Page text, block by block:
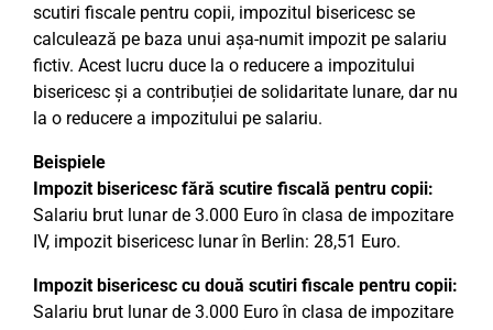
scutiri fiscale pentru copii, impozitul bisericesc se
calculează pe baza unui așa-numit impozit pe salariu
fictiv. Acest lucru duce la o reducere a impozitului
bisericesc și a contribuției de solidaritate lunare, dar nu
la o reducere a impozitului pe salariu.
Beispiele
Impozit bisericesc fără scutire fiscală pentru copii:
Salariu brut lunar de 3.000 Euro în clasa de impozitare
IV, impozit bisericesc lunar în Berlin: 28,51 Euro.
Impozit bisericesc cu două scutiri fiscale pentru copii:
Salariu brut lunar de 3.000 Euro în clasa de impozitare